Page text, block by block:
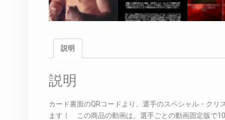
説明
説明
カード裏面のQRコードより、選手のスペシャル・ク
ます！ この商品の動画は、選手ごとの動画固定版で